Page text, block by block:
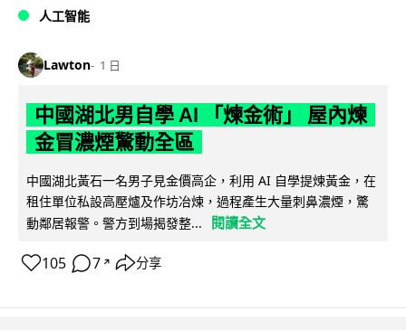
人工智能
Lawton 1 日
中國湖北男自學 AI 「煉金術」 屋內煉
金冒濃煙驚動全區
中國湖北黃石一名男子見金價高企，利用 AI 自學提煉黃金，在
租住單位私設高壓爐及作坊冶煉，過程產生大量刺鼻濃煙，驚
動鄰居報警。警方到場揭發整...
閱讀全文
105 7 ↗ 分享